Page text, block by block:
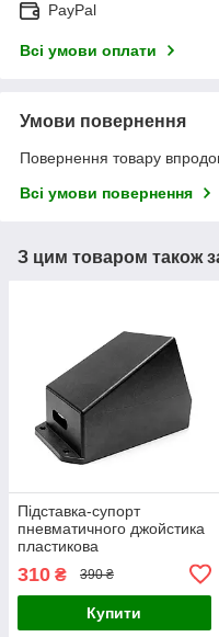
PayPal
Всі умови оплати
Умови повернення
Повернення товару
Всі умови повернення
З цим товаром також
Підставка-супорт
пневматичного джойстика
пластикова
310 ₴ 390 ₴
Купити